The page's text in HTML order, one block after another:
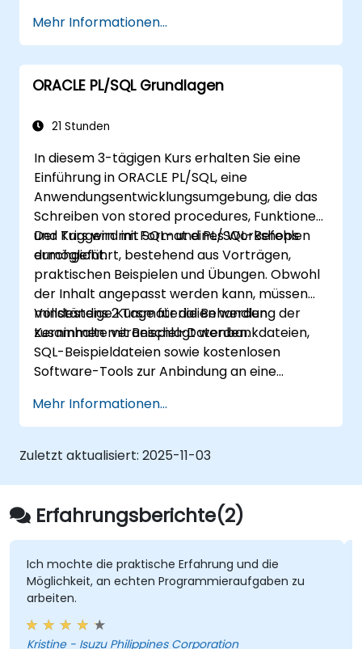
Datentypen innerhalb von PL/SQL-
Blöcken deklariert und verwendet
werden.
Kontrollstrukturen wie IF-THEN-ELSE,
anzuwenden, um robuste PL/SQL-
explizite und implizite Cursor für die
Datenabfrage zu verstehen und zu
implementieren.
Ausnahmen effektiv mit vordefinierten
und benutzerdefinierten Ausnahmen zu
behandeln.
Triggers zu entwickeln und zu verwalten,
um Geschäftsregeln zu automatisieren
und durchzusetzen.
PL/SQL-Pakete zu erstellen und zu
verwenden, um Code zu kapseln und
modular aufzubauen für
Wiederverwendbarkeit und Wartbarkeit.
Mehr Informationen...
ORACLE PL/SQL Grundlagen
21 Stunden
In diesem 3-tägigen Kurs erhalten Sie eine
Einführung in ORACLE PL/SQL, eine
Anwendungsentwicklungsumgebung, die das
Schreiben von stored procedures, Funktionen
und Triggern mit SQL- und PL/SQL-Befehlen
ermöglicht.
Der Kurs wird im Format eines Workshops
durchgeführt, bestehend aus Vorträgen,
praktischen Beispielen und Übungen. Obwohl
der Inhalt angepasst werden kann, müssen
mindestens 2 Tage für die Behandlung der
Kerninhalte veranschlagt werden.
Vollständige Kursmaterialien werden
zusammen mit Beispiel-Datenbankdateien,
SQL-Beispieldateien sowie kostenlosen
Software-Tools zur Anbindung an eine
Mehr Informationen...
Zuletzt aktualisiert: 2025-11-03
Erfahrungsberichte(2)
Ich mochte die praktische Erfahrung und die
Möglichkeit, an echten Programmieraufgaben zu
arbeiten.
Kristine - Isuzu Philippines Corporation